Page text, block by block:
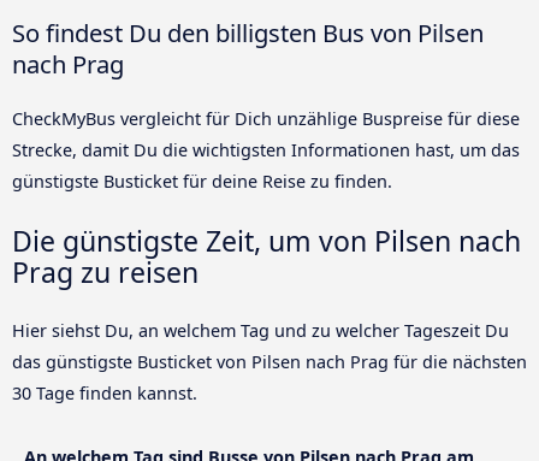
So findest Du den billigsten Bus von Pilsen
nach Prag
CheckMyBus vergleicht für Dich unzählige Buspreise für diese
Strecke, damit Du die wichtigsten Informationen hast, um das
günstigste Busticket für deine Reise zu finden.
Die günstigste Zeit, um von Pilsen nach
Prag zu reisen
Hier siehst Du, an welchem Tag und zu welcher Tageszeit Du
das günstigste Busticket von Pilsen nach Prag für die nächsten
30 Tage finden kannst.